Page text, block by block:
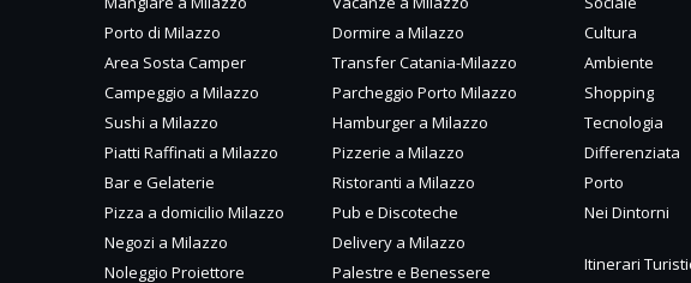
Porto di Milazzo
Dormire a Milazzo
Area Sosta Camper
Transfer Catania-Milazzo
Campeggio a Milazzo
Parcheggio Porto Milazzo
Sushi a Milazzo
Hamburger a Milazzo
Piatti Raffinati a Milazzo
Pizzerie a Milazzo
Bar e Gelaterie
Ristoranti a Milazzo
Pizza a domicilio Milazzo
Pub e Discoteche
Negozi a Milazzo
Delivery a Milazzo
Noleggio Proiettore
Palestre e Benessere
Cultura
Ambiente
Shopping
Tecnologia
Differenziata
Porto
Nei Dintorni
Itinerari